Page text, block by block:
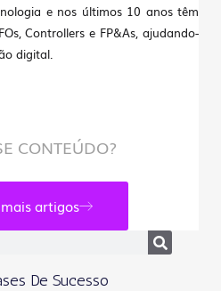
e nos últimos 10 anos têm
Controllers e FP&As, ajudando-
digital.
CONTEÚDO?
artigos
De Sucesso